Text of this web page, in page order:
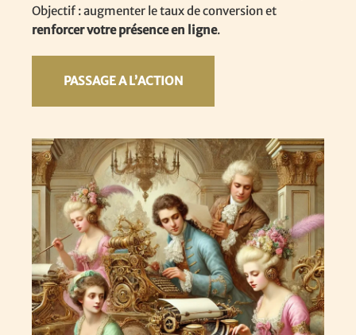
Objectif : augmenter le taux de conversion et
renforcer votre présence en ligne.
PASSAGE A L’ACTION